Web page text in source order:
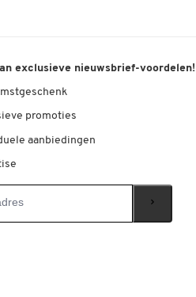
exclusieve nieuwsbrief-voordelen!
promoties
aanbiedingen